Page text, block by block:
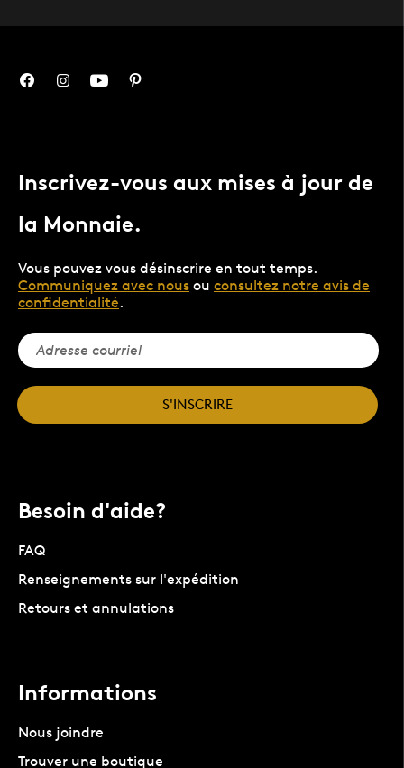
Inscrivez-vous aux mises à jour de
la Monnaie.
Vous pouvez vous désinscrire en tout temps.
Communiquez avec nous ou consultez notre avis de
confidentialité.
S'INSCRIRE
Besoin d'aide?
FAQ
Renseignements sur l'expédition
Retours et annulations
Informations
Nous joindre
Trouver une boutique